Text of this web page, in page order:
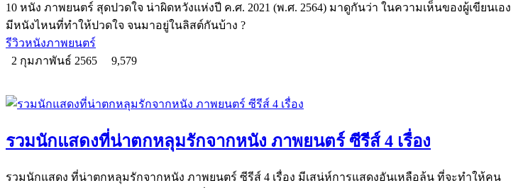
10 หนัง ภาพยนตร์ สุดปวดใจ น่าผิดหวังแห่งปี ค.ศ. 2021 (พ.ศ. 2564) มาดูกันว่า ในความเห็นของผู้เขียนเอง
มีหนังไหนที่ทำให้ปวดใจ จนมาอยู่ในลิสต์กันบ้าง ?
รีวิวหนังภาพยนตร์
2 กุมภาพันธ์ 2565
9,579
รวมนักแสดงที่น่าตกหลุมรักจากหนัง ภาพยนตร์ ซีรีส์ 4 เรื่อง
รวมนักแสดง ที่น่าตกหลุมรักจากหนัง ภาพยนตร์ ซีรีส์ 4 เรื่อง มีเสน่ห์การแสดงอันเหลือล้น ที่จะทำให้คน